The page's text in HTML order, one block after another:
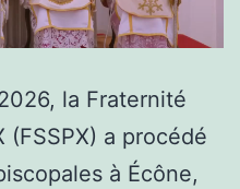
la Fraternité
(FSSPX) a procédé
à Écône,